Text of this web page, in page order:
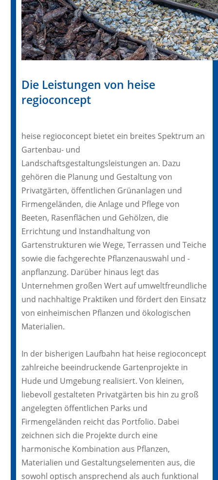
Die Leistungen von heise
regioconcept
heise regioconcept bietet ein breites Spektrum an
Gartenbau- und
Landschaftsgestaltungsleistungen an. Dazu
gehören die Planung und Gestaltung von
Privatgärten, öffentlichen Grünanlagen und
Firmengeländen, die Anlage und Pflege von
Beeten, Rasenflächen und Gehölzen, die
Errichtung und Instandhaltung von
Gartenstrukturen wie Wege, Terrassen und Teiche
sowie die fachgerechte Pflanzenauswahl und -
anpflanzung. Darüber hinaus legt das
Unternehmen großen Wert auf umweltfreundliche
und nachhaltige Praktiken und fördert den Einsatz
von einheimischen Pflanzen und ökologischen
Materialien.
In der bisherigen Laufbahn hat heise regioconcept
zahlreiche beeindruckende Gartenprojekte in
Hude und Umgebung realisiert. Von kleinen,
liebevoll gestalteten Privatgärten bis hin zu groß
angelegten öffentlichen Parks und
Firmengeländen reicht das Portfolio. Dabei
zeichnen sich die Projekte durch eine
harmonische Kombination aus Pflanzen,
Materialien und Gestaltungselementen aus, die
sowohl optisch ansprechend als auch funktional